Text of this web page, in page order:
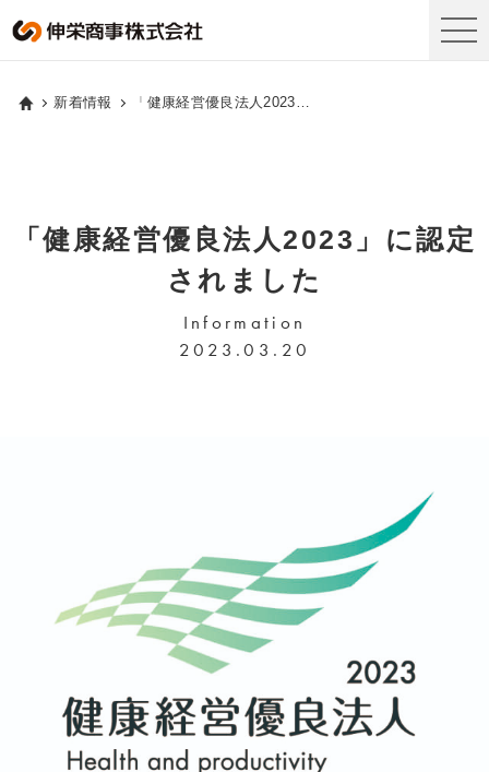
新着情報 「健康経営優良法人2023」に認定されました
「健康経営優良法人2023」に認定
されました
Information
2023.03.20